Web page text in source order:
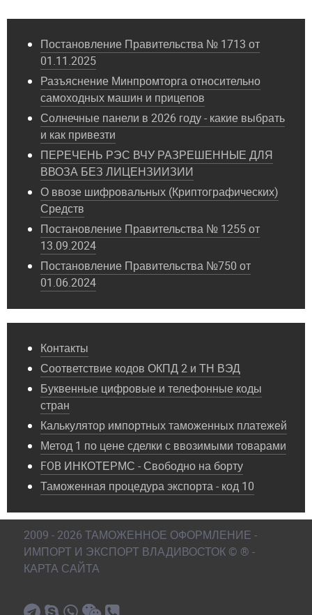
Постановление Правительства № 1713 от
01.11.2025
Разъяснение Минпромторга относительно
самоходных машин и прицепов
Солнечные панели в 2026 году - какие выбрать
и как привезти
ПЕРЕЧЕНЬ РЭС ВЧУ РАЗРЕШЕННЫЕ ДЛЯ
ВВОЗА БЕЗ ЛИЦЕНЗИИЗИИ
О ввозе шифровальных (Криптографических)
Средств
Постановление Правительства № 1255 от
13.09.2024
Постановление Правительства №750 от
01.06.2024
Контакты
Соответствие кодов ОКПД 2 и ТН ВЭД
Буквенные цифровые и телефонные коды
стран
Калькулятор импортных таможенных платежей
Метод 1 по цене сделки с ввозимыми товарами
FOB ИНКОТЕРМС - Свободно на борту
Таможенная процедура экспорта - код 10
2009 - 2026 ТАМОЖЕННОЕ ОФОРМЛЕНИЕ -
ИМПОРТ И ЭКСПОРТ ВЛАДИВОСТОК © ® -
КАРТА САЙТА